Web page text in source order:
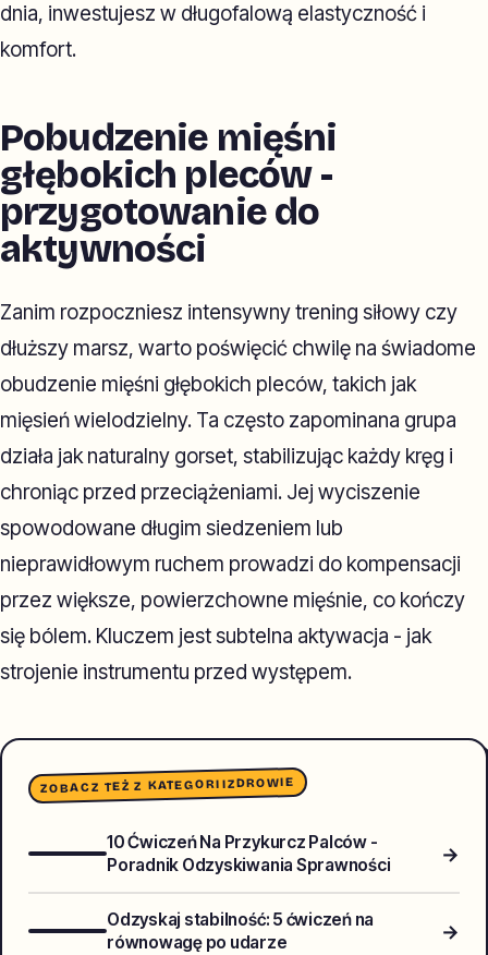
dnia, inwestujesz w długofalową elastyczność i
komfort.
Pobudzenie mięśni
głębokich pleców -
przygotowanie do
aktywności
Zanim rozpoczniesz intensywny trening siłowy czy
dłuższy marsz, warto poświęcić chwilę na świadome
obudzenie mięśni głębokich pleców, takich jak
mięsień wielodzielny. Ta często zapominana grupa
działa jak naturalny gorset, stabilizując każdy kręg i
chroniąc przed przeciążeniami. Jej wyciszenie
spowodowane długim siedzeniem lub
nieprawidłowym ruchem prowadzi do kompensacji
przez większe, powierzchowne mięśnie, co kończy
się bólem. Kluczem jest subtelna aktywacja - jak
strojenie instrumentu przed występem.
ZOBACZ TEŻ Z KATEGORIIZDROWIE
10 Ćwiczeń Na Przykurcz Palców -
Poradnik Odzyskiwania Sprawności
→
Odzyskaj stabilność: 5 ćwiczeń na
równowagę po udarze
→